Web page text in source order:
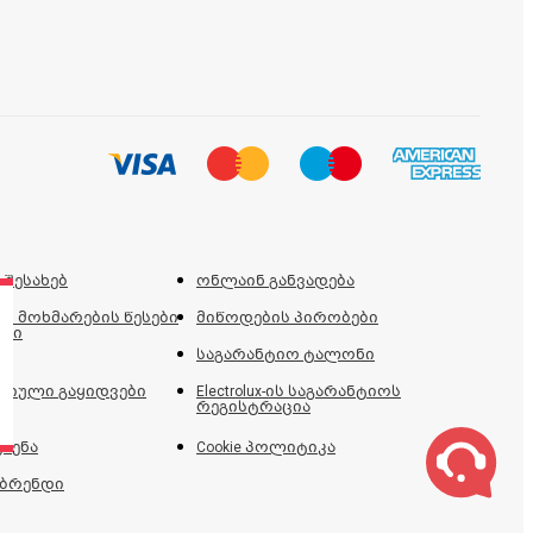
ონლაინ განვადება
მოხმარების წესები მიწოდების პირობები
საგარანტიო ტალონი
გაყიდვები Electrolux-ის საგარანტიოს
რეგისტრაცია
Cookie პოლიტიკა